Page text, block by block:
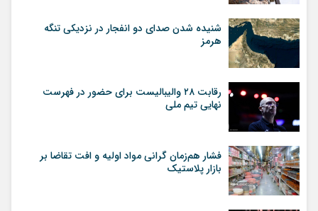
شنیده شدن صدای دو انفجار در نزدیکی تنگه
هرمز
رقابت ۲۸ والیبالیست برای حضور در فهرست
نهایی تیم ملی
فشار هم‌زمان گرانی مواد اولیه و افت تقاضا بر
بازار پلاستیک